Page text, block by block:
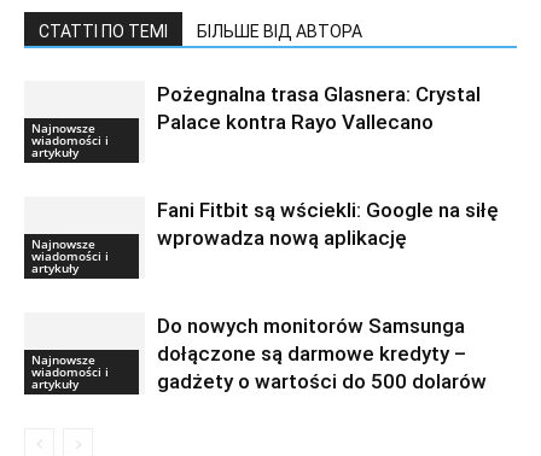
СТАТТІ ПО ТЕМІ БІЛЬШЕ ВІД АВТОРА
Najnowsze
wiadomości i
artykuły
Pożegnalna trasa Glasnera: Crystal
Palace kontra Rayo Vallecano
Najnowsze
wiadomości i
artykuły
Fani Fitbit są wściekli: Google na siłę
wprowadza nową aplikację
Najnowsze
wiadomości i
artykuły
Do nowych monitorów Samsunga
dołączone są darmowe kredyty –
gadżety o wartości do 500 dolarów